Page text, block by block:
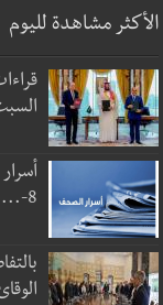
الأكثر مشاهدة لليوم
السبت
8-...